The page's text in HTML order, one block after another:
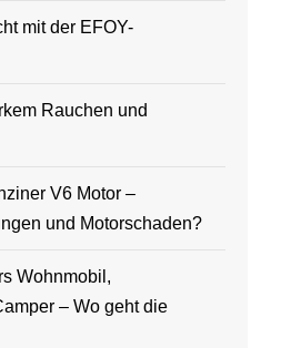
mit der EFOY-
Rauchen und
V6 Motor –
und Motorschaden?
Wohnmobil,
– Wo geht die